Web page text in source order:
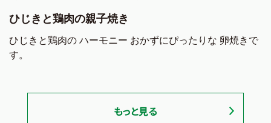
ひじきと鶏肉の親子焼き
ひじきと鶏肉の ハーモニー おかずにぴったりな 卵焼きで
す。
もっと見る